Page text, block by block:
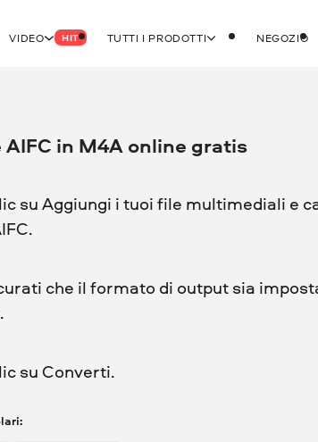
VIDEO HIT TUTTI I PRODOTTI NEGOZIO
in M4A online gratis
su Aggiungi i tuoi file multimediali e
che il formato di output sia
su Converti.